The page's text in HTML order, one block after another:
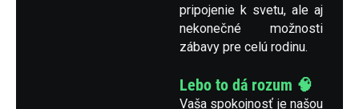
pripojenie k svetu, ale aj
nekonečné možnosti
zábavy pre celú rodinu.
Lebo to dá rozum 🧠
Vaša spokojnosť je našou